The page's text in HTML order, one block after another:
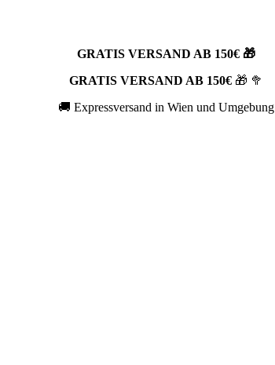
GRATIS VERSAND AB 150€ 🎁
GRATIS VERSAND AB 150€🎁 🥦
🚚 Expressversand in Wien und Umgebung